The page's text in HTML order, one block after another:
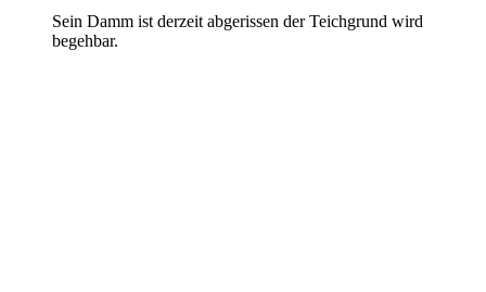
Sein Damm ist derzeit abgerissen der Teichgrund wird
begehbar.